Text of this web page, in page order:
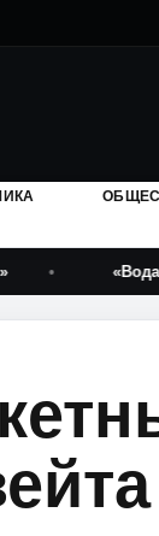
«Вода будет!»